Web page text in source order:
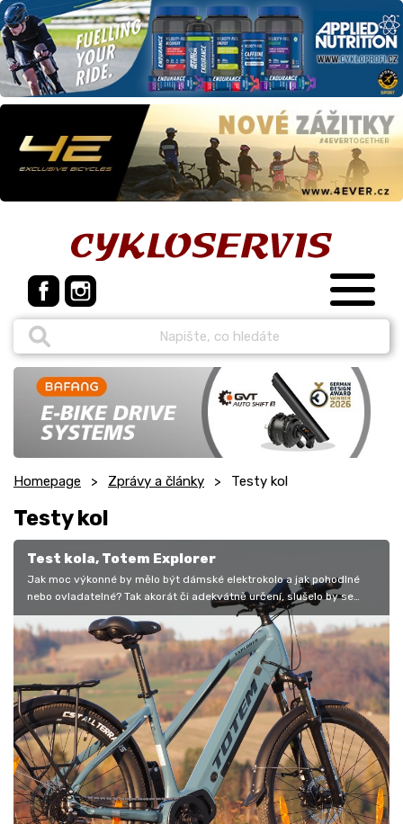
Homepage Zprávy a články Testy kol
Testy kol
Test kola, Totem Explorer
Jak moc výkonné by mělo být dámské elektrokolo a jak pohodlné
nebo ovladatelné? Tak akorát či adekvátně určení, slušelo by se
napsat. Tím…